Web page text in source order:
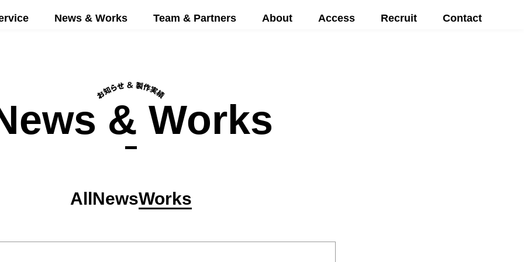
News & Works Team & Partners About Access Recruit Contact
& Works
AllNewsWorks